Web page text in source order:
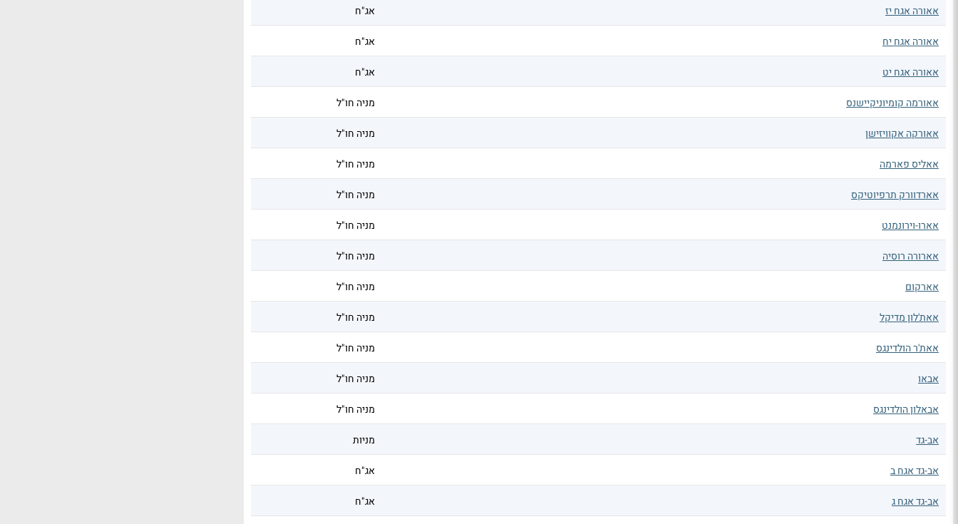
אאורה אגח יז אג"ח
אאורה אגח יח אג"ח
אאורה אגח יט אג"ח
אאורמה קומיוניקיישנס מניה חו"ל
אאורקה אקוויזישן מניה חו"ל
אאליס פארמה מניה חו"ל
אארדוורק תרפיוטיקס מניה חו"ל
אארו-וירונמנט מניה חו"ל
אארורה רוסיה מניה חו"ל
אארקום מניה חו"ל
אאת'לון מדיקל מניה חו"ל
אאת'ר הולדינגס מניה חו"ל
אבאו מניה חו"ל
אבאלון הולדינגס מניה חו"ל
אב-גד מניות
אב-גד אגח ב אג"ח
אב-גד אגח ג אג"ח